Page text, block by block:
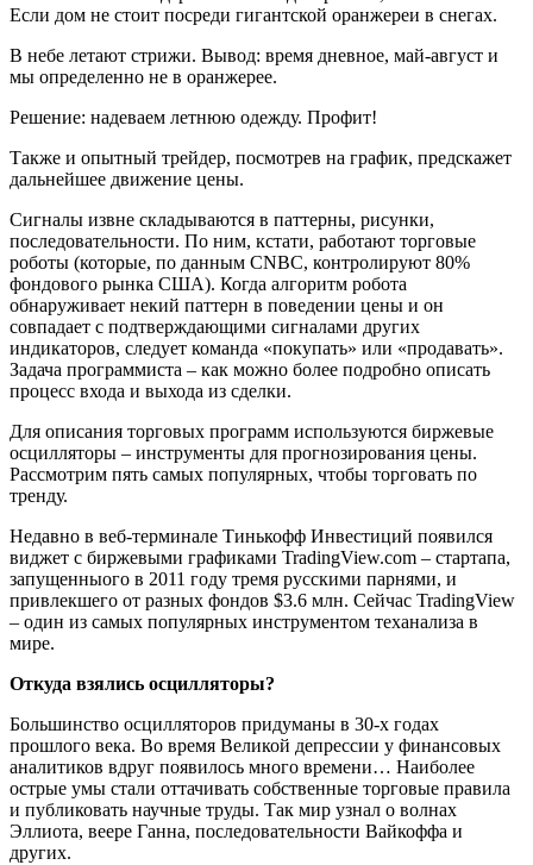
Если дом не стоит посреди гигантской оранжереи в снегах.
В небе летают стрижи. Вывод: время дневное, май-август и
мы определенно не в оранжерее.
Решение: надеваем летнюю одежду. Профит!
Также и опытный трейдер, посмотрев на график, предскажет
дальнейшее движение цены.
Сигналы извне складываются в паттерны, рисунки,
последовательности. По ним, кстати, работают торговые
роботы (которые, по данным CNBC, контролируют 80%
фондового рынка США). Когда алгоритм робота
обнаруживает некий паттерн в поведении цены и он
совпадает с подтверждающими сигналами других
индикаторов, следует команда «покупать» или «продавать».
Задача программиста – как можно более подробно описать
процесс входа и выхода из сделки.
Для описания торговых программ используются биржевые
осцилляторы – инструменты для прогнозирования цены.
Рассмотрим пять самых популярных, чтобы торговать по
тренду.
Недавно в веб-терминале Тинькофф Инвестиций появился
виджет с биржевыми графиками TradingView.com – стартапа,
запущенныого в 2011 году тремя русскими парнями, и
привлекшего от разных фондов $3.6 млн. Сейчас TradingView
– один из самых популярных инструментом теханализа в
мире.
Откуда взялись осцилляторы?
Большинство осцилляторов придуманы в 30-х годах
прошлого века. Во время Великой депрессии у финансовых
аналитиков вдруг появилось много времени… Наиболее
острые умы стали оттачивать собственные торговые правила
и публиковать научные труды. Так мир узнал о волнах
Эллиота, веере Ганна, последовательности Вайкоффа и
других.